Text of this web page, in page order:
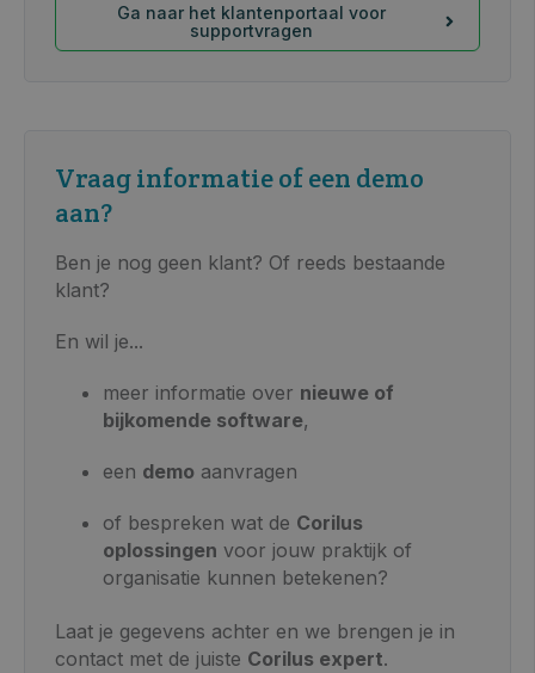
Ga naar het klantenportaal voor
supportvragen
Vraag informatie of een demo
aan?
Ben je nog geen klant? Of reeds bestaande
klant?
En wil je...
meer informatie over nieuwe of
bijkomende software,
een demo aanvragen
of bespreken wat de Corilus
oplossingen voor jouw praktijk of
organisatie kunnen betekenen?
Laat je gegevens achter en we brengen je in
contact met de juiste Corilus expert.